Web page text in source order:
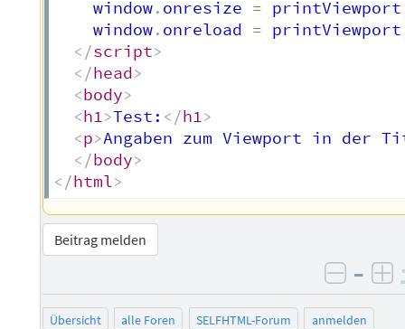
    window
. onresize = printViewport
    window
. onreload = printViewport
</script>
</head>
<body>
<h1>Test: </h1>
<p>Angaben zum Viewport in der
</body>
</html>
Beitrag melden
–
Übersicht alle Foren SELFHTML-Forum
anmelden